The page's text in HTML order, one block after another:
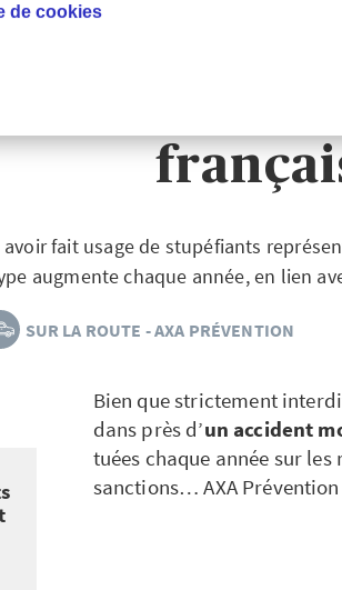
et
fait usage de stupéfiants
augmente chaque année, en lien
SUR LA ROUTE - AXA PRÉVENTION
Bien que strictement
dans près d’un accident
tuées chaque année sur
sanctions… AXA
de cookies